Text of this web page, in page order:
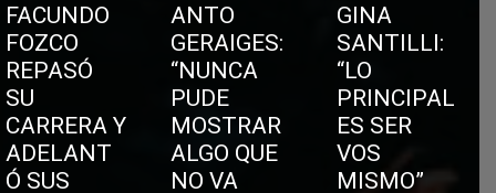
FACUNDO
FOZCO
REPASÓ
SU
CARRERA Y
ADELANT
Ó SUS
ANTO
GERAIGES:
“NUNCA
PUDE
MOSTRAR
ALGO QUE
NO VA
GINA
SANTILLI:
“LO
PRINCIPAL
ES SER
VOS
MISMO”